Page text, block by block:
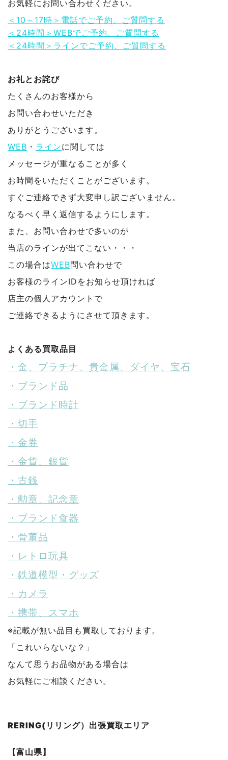
お気軽にお問い合わせください。
＜10～17時＞電話でご予約、ご質問する
＜24時間＞WEBでご予約、ご質問する
＜24時間＞ラインでご予約、ご質問する
お礼とお詫び
たくさんのお客様から
お問い合わせいただき
ありがとうございます。
WEB ・ ラインに関しては
メッセージが重なることが多く
お時間をいただくことがございます。
すぐご連絡できず大変申し訳ございません。
なるべく早く返信するようにします。
また、お問い合わせで多いのが
当店のラインが出てこない・・・
この場合はWEB問い合わせで
お客様のラインIDをお知らせ頂ければ
店主の個人アカウントで
ご連絡できるようにさせて頂きます。
よくある買取品目
・金、プラチナ、貴金属、ダイヤ、宝石
・ブランド品
・ブランド時計
・切手
・金券
・金貨、銀貨
・古銭
・勲章、記念章
・ブランド食器
・骨董品
・レトロ玩具
・鉄道模型・グッズ
・カメラ
・携帯、スマホ
※記載が無い品目も買取しております。
「これいらないな？」
なんて思うお品物がある場合は
お気軽にご相談ください。
RERING(リリング）出張買取エリア
【富山県】